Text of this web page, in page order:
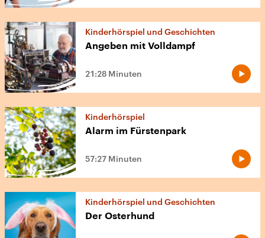
Kinderhörspiel und Geschichten
Angeben mit Volldampf
21:28 Minuten
Kinderhörspiel
Alarm im Fürstenpark
57:27 Minuten
Kinderhörspiel und Geschichten
Der Osterhund